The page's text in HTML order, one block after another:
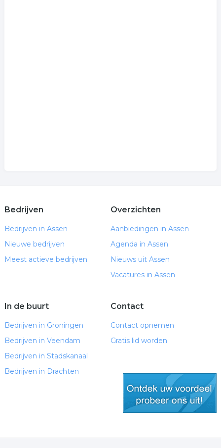
Bedrijven
Bedrijven in Assen
Nieuwe bedrijven
Meest actieve bedrijven
Overzichten
Aanbiedingen in Assen
Agenda in Assen
Nieuws uit Assen
Vacatures in Assen
In de buurt
Bedrijven in Groningen
Bedrijven in Veendam
Bedrijven in Stadskanaal
Bedrijven in Drachten
Contact
Contact opnemen
Gratis lid worden